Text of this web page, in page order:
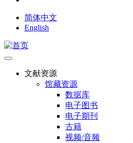
简体中文
English
文献资源
馆藏资源
数据库
电子图书
电子期刊
古籍
视频/音频